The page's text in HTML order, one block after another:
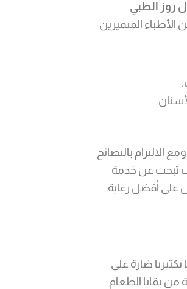
روز الطبي
المتميزين
بالنصائح
تبحث عن خدمة
على أفضل رعاية
ضارة على
بقايا الطعام